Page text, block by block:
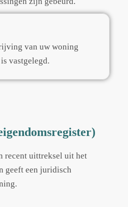
van uw woning
vastgelegd.
recent uittreksel uit het
geeft een juridisch